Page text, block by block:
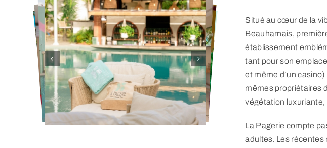
Situé au cœur de la
Beauharnais,
établissement
tant pour son
et même d’un
mêmes propriétaires
végétation luxuriante,
La Pagerie compte
adultes. Les